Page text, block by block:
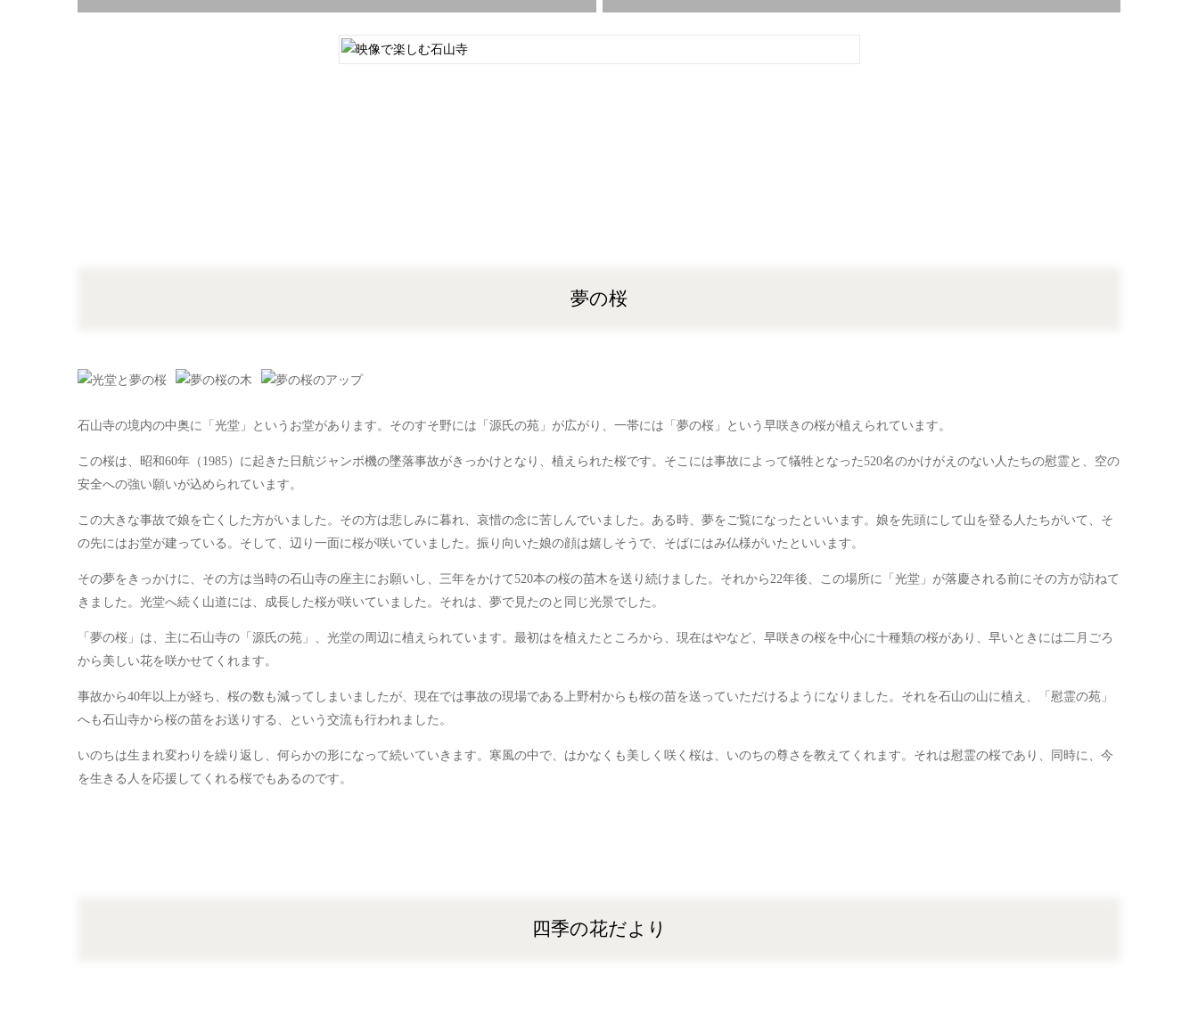
夢の桜
石山寺の境内の中奥に「光堂」というお堂があります。そのすそ野には「源氏の苑」が広がり、一帯には「夢の桜」という早咲きの桜が植えられています。
この桜は、昭和60年（1985）に起きた日航ジャンボ機の墜落事故がきっかけとなり、植えられた桜です。そこには事故によって犠牲となった520名のかけがえのない人たちの慰霊と、空の
安全への強い願いが込められています。
この大きな事故で娘を亡くした方がいました。その方は悲しみに暮れ、哀惜の念に苦しんでいました。ある時、夢をご覧になったといいます。娘を先頭にして山を登る人たちがいて、そ
の先にはお堂が建っている。そして、辺り一面に桜が咲いていました。振り向いた娘の顔は嬉しそうで、そばにはみ仏様がいたといいます。
その夢をきっかけに、その方は当時の石山寺の座主にお願いし、三年をかけて520本の桜の苗木を送り続けました。それから22年後、この場所に「光堂」が落慶される前にその方が訪ねて
きました。光堂へ続く山道には、成長した桜が咲いていました。それは、夢で見たのと同じ光景でした。
「夢の桜」は、主に石山寺の「源氏の苑」、光堂の周辺に植えられています。最初はを植えたところから、現在はやなど、早咲きの桜を中心に十種類の桜があり、早いときには二月ごろ
から美しい花を咲かせてくれます。
事故から40年以上が経ち、桜の数も減ってしまいましたが、現在では事故の現場である上野村からも桜の苗を送っていただけるようになりました。それを石山の山に植え、「慰霊の苑」
へも石山寺から桜の苗をお送りする、という交流も行われました。
いのちは生まれ変わりを繰り返し、何らかの形になって続いていきます。寒風の中で、はかなくも美しく咲く桜は、いのちの尊さを教えてくれます。それは慰霊の桜であり、同時に、今
を生きる人を応援してくれる桜でもあるのです。
四季の花だより